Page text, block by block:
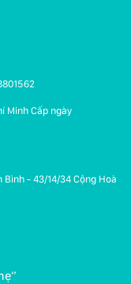
Minh Cấp ngày
Bình - 43/14/34 Cộng Hoà